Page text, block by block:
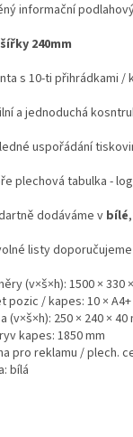
informační
240mm
s 10-ti přihrádkami /
a jednoduchá
uspořádání
plechová tabulka -
dodáváme v bílé
listy
(v×š×h): 1500 × 330
pozic / kapes: 10 × A4+
(v×š×h): 250 × 240 × 40
kapes: 1850 mm
pro reklamu / plech.
bílá